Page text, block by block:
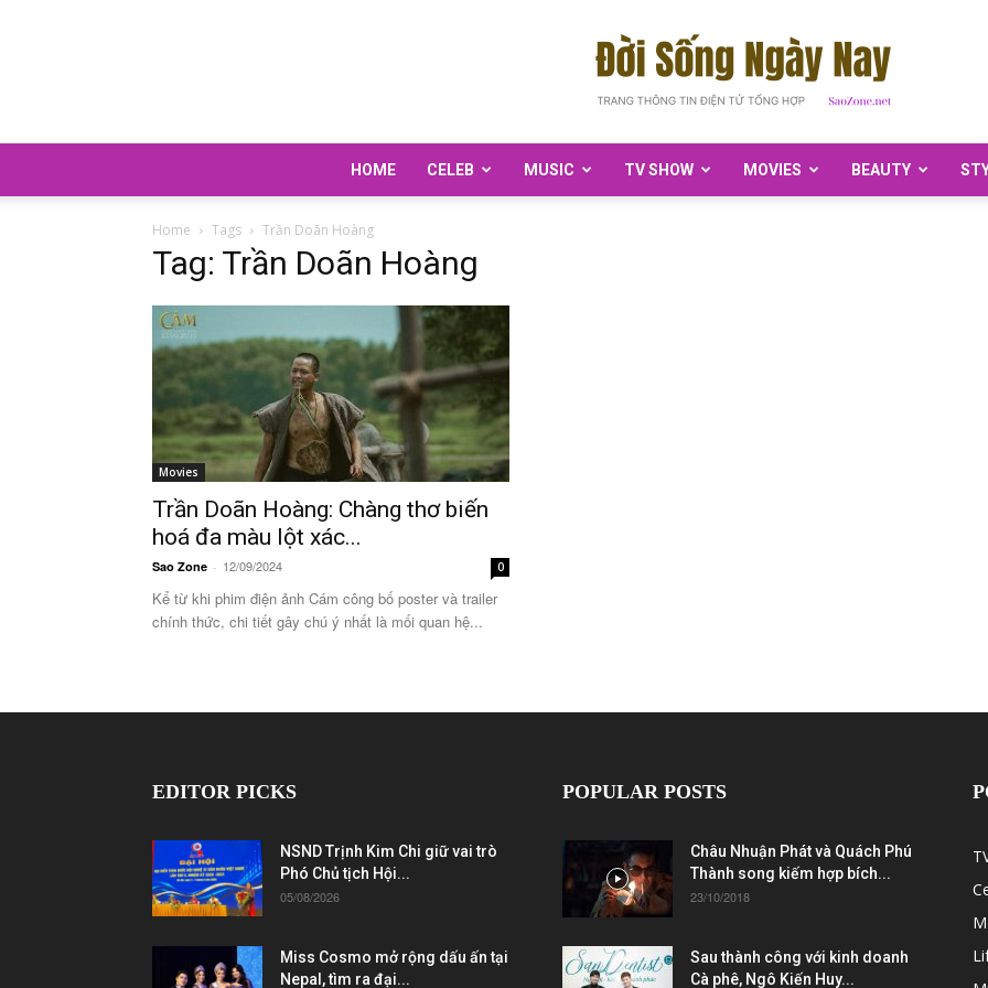
HOME CELEB MUSIC TV SHOW MOVIES BEAUTY
Home Tags Trần Doãn Hoàng
Tag: Trần Doãn Hoàng
Movies
Trần Doãn Hoàng: Chàng thơ biến
hoá đa màu lột xác...
Sao Zone - 12/09/2024 0
Kể từ khi phim điện ảnh Cám công bố poster và trailer
chính thức, chi tiết gây chú ý nhất là mối quan hệ...
EDITOR PICKS
NSND Trịnh Kim Chi giữ vai trò
Phó Chủ tịch Hội...
05/08/2026
Miss Cosmo mở rộng dấu ấn tại
Nepal, tìm ra đại...
POPULAR POSTS
Châu Nhuận Phát và Quách Phú
Thành song kiếm hợp bích...
23/10/2018
Sau thành công với kinh doanh
Cà phê, Ngô Kiến Huy...